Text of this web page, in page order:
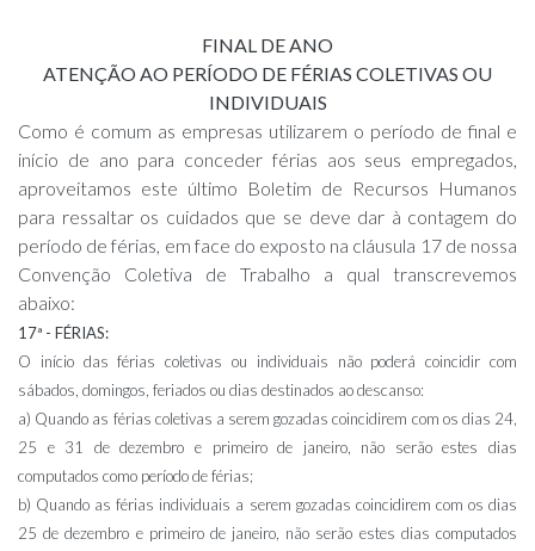
FINAL DE ANO
ATENÇÃO AO PERÍODO DE FÉRIAS COLETIVAS OU
INDIVIDUAIS
Como é comum as empresas utilizarem o período de final e
início de ano para conceder férias aos seus empregados,
aproveitamos este último Boletim de Recursos Humanos
para ressaltar os cuidados que se deve dar à contagem do
período de férias, em face do exposto na cláusula 17 de nossa
Convenção Coletiva de Trabalho a qual transcrevemos
abaixo:
17ª - FÉRIAS:
O início das férias coletivas ou individuais não poderá coincidir com
sábados, domingos, feriados ou dias destinados ao descanso:
a) Quando as férias coletivas a serem gozadas coincidirem com os dias 24,
25 e 31 de dezembro e primeiro de janeiro, não serão estes dias
computados como período de férias;
b) Quando as férias individuais a serem gozadas coincidirem com os dias
25 de dezembro e primeiro de janeiro, não serão estes dias computados